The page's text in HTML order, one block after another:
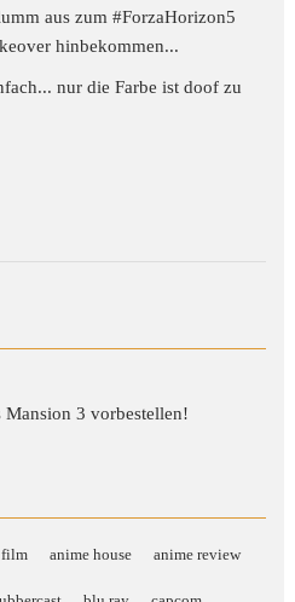
aus zum#ForzaHorizon5
hinbekommen...
nur die Farbe ist doof zu
film anime house anime review